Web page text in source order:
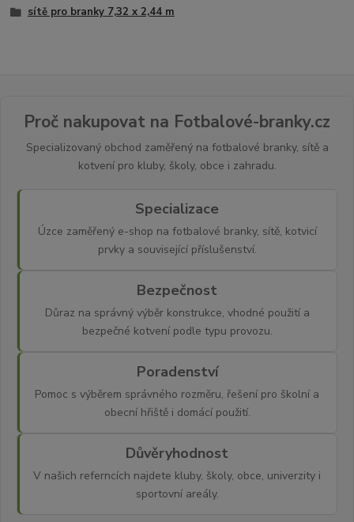
sítě pro branky 7,32 x 2,44 m
Proč nakupovat na Fotbalové-branky.cz
Specializovaný obchod zaměřený na fotbalové branky, sítě a
kotvení pro kluby, školy, obce i zahradu.
Specializace
Úzce zaměřený e-shop na fotbalové branky, sítě, kotvicí
prvky a související příslušenství.
Bezpečnost
Důraz na správný výběr konstrukce, vhodné použití a
bezpečné kotvení podle typu provozu.
Poradenství
Pomoc s výběrem správného rozměru, řešení pro školní a
obecní hřiště i domácí použití.
Důvěryhodnost
V našich referncích najdete kluby, školy, obce, univerzity i
sportovní areály.